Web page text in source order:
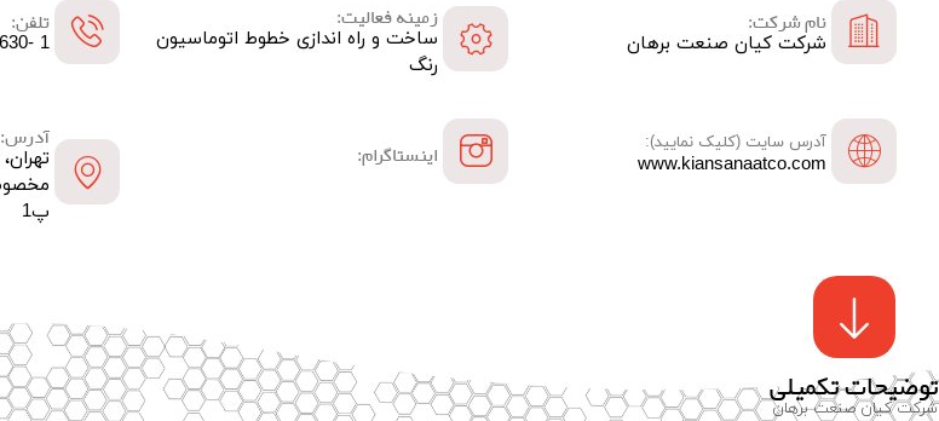
نام شرکت:
شرکت کیان صنعت برهان
زمینه فعالیت:
ساخت و راه اندازی خطوط اتوماسیون
رنگ
تلفن:
1 -44922630 / 2 -44922001 (021)
آدرس سایت (کلیک نمایید):
www.kiansanaatco.com اینستاگرام:
آدرس:
پ1
توضیحات تکمیلی
شرکت کیان صنعت برهان